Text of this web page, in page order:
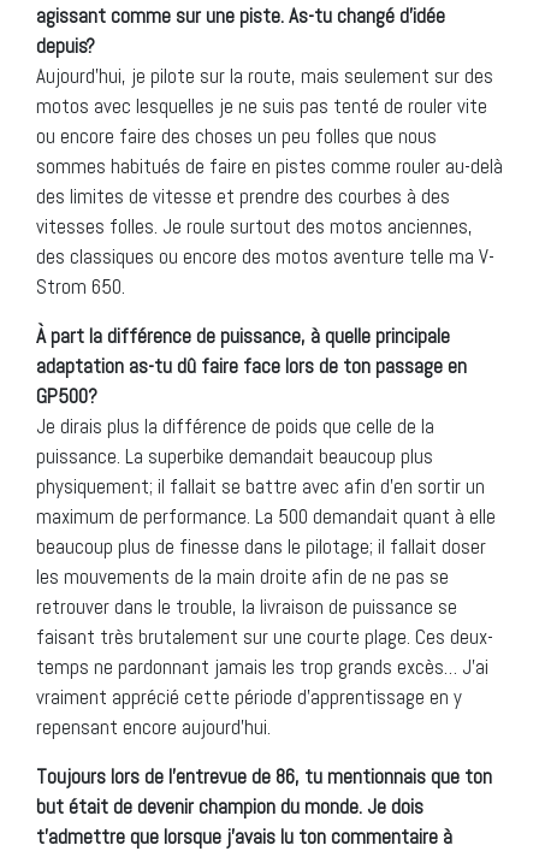
agissant comme sur une piste. As-tu changé d’idée
depuis?
Aujourd’hui, je pilote sur la route, mais seulement sur des
motos avec lesquelles je ne suis pas tenté de rouler vite
ou encore faire des choses un peu folles que nous
sommes habitués de faire en pistes comme rouler au-delà
des limites de vitesse et prendre des courbes à des
vitesses folles. Je roule surtout des motos anciennes,
des classiques ou encore des motos aventure telle ma V-
Strom 650.
À part la différence de puissance, à quelle principale
adaptation as-tu dû faire face lors de ton passage en
GP500?
Je dirais plus la différence de poids que celle de la
puissance. La superbike demandait beaucoup plus
physiquement; il fallait se battre avec afin d’en sortir un
maximum de performance. La 500 demandait quant à elle
beaucoup plus de finesse dans le pilotage; il fallait doser
les mouvements de la main droite afin de ne pas se
retrouver dans le trouble, la livraison de puissance se
faisant très brutalement sur une courte plage. Ces deux-
temps ne pardonnant jamais les trop grands excès… J’ai
vraiment apprécié cette période d’apprentissage en y
repensant encore aujourd’hui.
Toujours lors de l’entrevue de 86, tu mentionnais que ton
but était de devenir champion du monde. Je dois
t’admettre que lorsque j’avais lu ton commentaire à